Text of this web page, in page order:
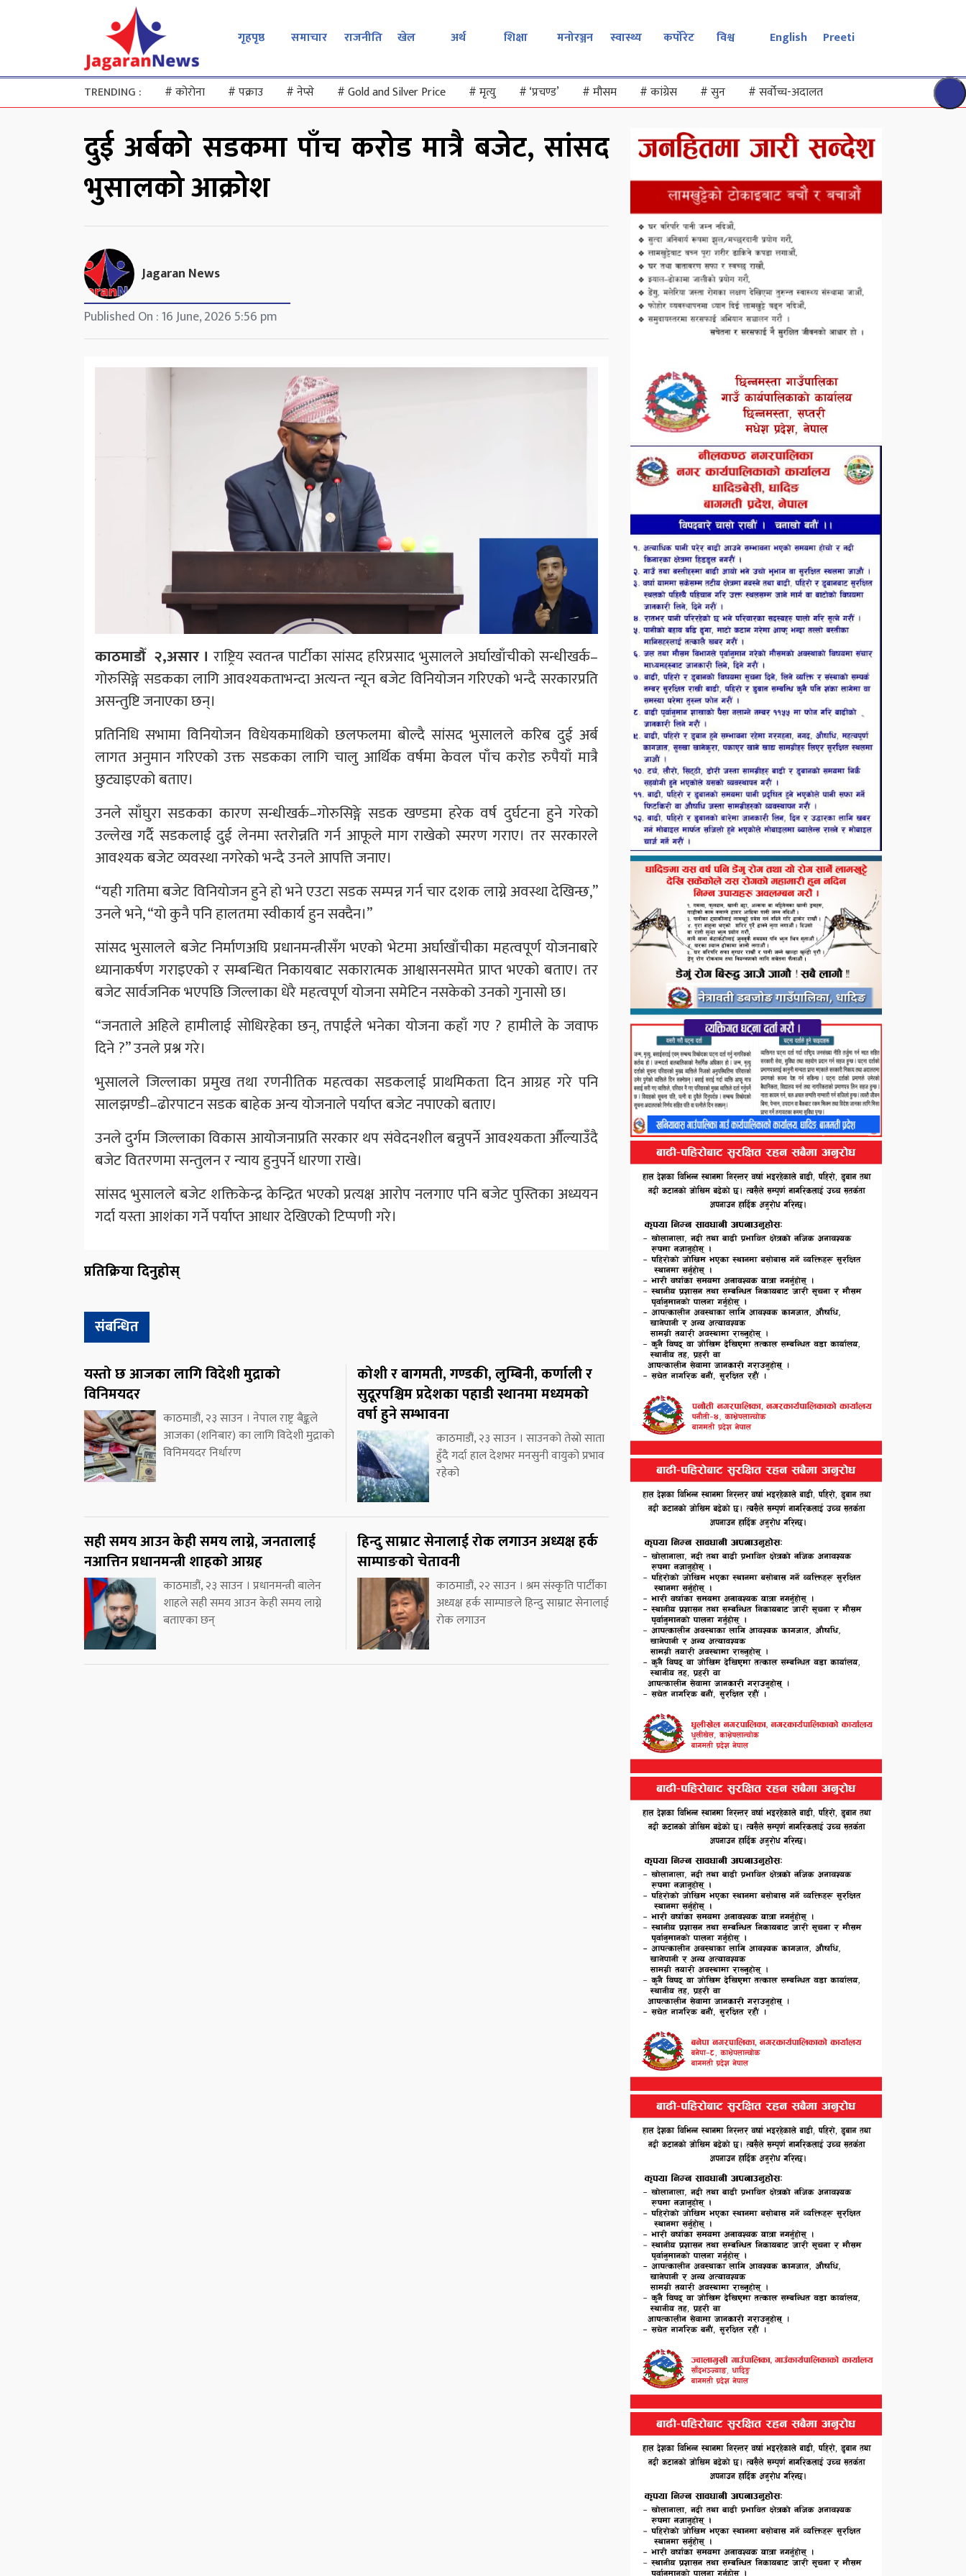
गृहपृष्ठ समाचार राजनीति खेल अर्थ शिक्षा मनोरञ्जन स्वास्थ्य कर्पोरेट विश्व English Preeti
TRENDING : #कोरोना #पक्राउ #नेप्से #Gold and Silver Price #मृत्यु #‘प्रचण्ड’ #मौसम #कांग्रेस #सुन #सर्वोच्च-अदालत
दुई अर्बको सडकमा पाँच करोड मात्रै बजेट, सांसद
भुसालको आक्रोश
Jagaran News
Published On : 16 June, 2026 5:56 pm
काठमाडौँ २,असार । राष्ट्रिय स्वतन्त्र पार्टीका सांसद हरिप्रसाद भुसालले अर्घाखाँचीको सन्धीखर्क–
गोरुसिङ्गे सडकका लागि आवश्यकताभन्दा अत्यन्त न्यून बजेट विनियोजन गरिएको भन्दै सरकारप्रति
असन्तुष्टि जनाएका छन्।
प्रतिनिधि सभामा विनियोजन विधेयकमाथिको छलफलमा बोल्दै सांसद भुसालले करिब दुई अर्ब
लागत अनुमान गरिएको उक्त सडकका लागि चालु आर्थिक वर्षमा केवल पाँच करोड रुपैयाँ मात्रै
छुट्याइएको बताए।
उनले साँघुरा सडकका कारण सन्धीखर्क–गोरुसिङ्गे सडक खण्डमा हरेक वर्ष दुर्घटना हुने गरेको
उल्लेख गर्दै सडकलाई दुई लेनमा स्तरोन्नति गर्न आफूले माग राखेको स्मरण गराए। तर सरकारले
आवश्यक बजेट व्यवस्था नगरेको भन्दै उनले आपत्ति जनाए।
“यही गतिमा बजेट विनियोजन हुने हो भने एउटा सडक सम्पन्न गर्न चार दशक लाग्ने अवस्था देखिन्छ,”
उनले भने, “यो कुनै पनि हालतमा स्वीकार्य हुन सक्दैन।”
सांसद भुसालले बजेट निर्माणअघि प्रधानमन्त्रीसँग भएको भेटमा अर्घाखाँचीका महत्वपूर्ण योजनाबारे
ध्यानाकर्षण गराइएको र सम्बन्धित निकायबाट सकारात्मक आश्वासनसमेत प्राप्त भएको बताए। तर
बजेट सार्वजनिक भएपछि जिल्लाका धेरै महत्वपूर्ण योजना समेटिन नसकेको उनको गुनासो छ।
“जनताले अहिले हामीलाई सोधिरहेका छन्, तपाईंले भनेका योजना कहाँ गए ? हामीले के जवाफ
दिने ?” उनले प्रश्न गरे।
भुसालले जिल्लाका प्रमुख तथा रणनीतिक महत्वका सडकलाई प्राथमिकता दिन आग्रह गरे पनि
सालझण्डी–ढोरपाटन सडक बाहेक अन्य योजनाले पर्याप्त बजेट नपाएको बताए।
उनले दुर्गम जिल्लाका विकास आयोजनाप्रति सरकार थप संवेदनशील बन्नुपर्ने आवश्यकता औँल्याउँदै
बजेट वितरणमा सन्तुलन र न्याय हुनुपर्ने धारणा राखे।
सांसद भुसालले बजेट शक्तिकेन्द्र केन्द्रित भएको प्रत्यक्ष आरोप नलगाए पनि बजेट पुस्तिका अध्ययन
गर्दा यस्ता आशंका गर्ने पर्याप्त आधार देखिएको टिप्पणी गरे।
प्रतिक्रिया दिनुहोस्
संबन्धित
यस्तो छ आजका लागि विदेशी मुद्राको
विनिमयदर
काठमाडौं, २३ साउन । नेपाल राष्ट्र बैङ्कले
आजका (शनिबार) का लागि विदेशी मुद्राको
विनिमयदर निर्धारण
कोशी र बागमती, गण्डकी, लुम्बिनी, कर्णाली र
सुदूरपश्चिम प्रदेशका पहाडी स्थानमा मध्यमको
वर्षा हुने सम्भावना
काठमाडौं, २३ साउन । साउनको तेस्रो साता
हुँदै गर्दा हाल देशभर मनसुनी वायुको प्रभाव
रहेको
सही समय आउन केही समय लाग्ने, जनतालाई
नआत्तिन प्रधानमन्त्री शाहको आग्रह
काठमाडौं, २३ साउन । प्रधानमन्त्री बालेन
शाहले सही समय आउन केही समय लाग्ने
बताएका छन्
हिन्दु साम्राट सेनालाई रोक लगाउन अध्यक्ष हर्क
साम्पाङको चेतावनी
काठमाडौं, २२ साउन । श्रम संस्कृति पार्टीका
अध्यक्ष हर्क साम्पाङले हिन्दु साम्राट सेनालाई
रोक लगाउन